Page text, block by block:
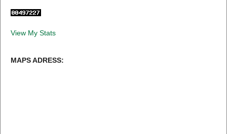
View My Stats
MAPS ADRESS: